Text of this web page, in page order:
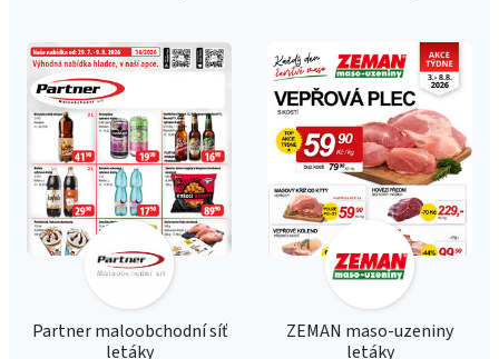
Partner maloobchodní síť
letáky
ZEMAN maso-uzeniny
letáky